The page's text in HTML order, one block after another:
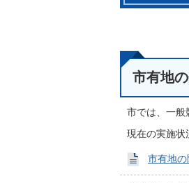
市有地
市では、一般
現在の実施状
市有地